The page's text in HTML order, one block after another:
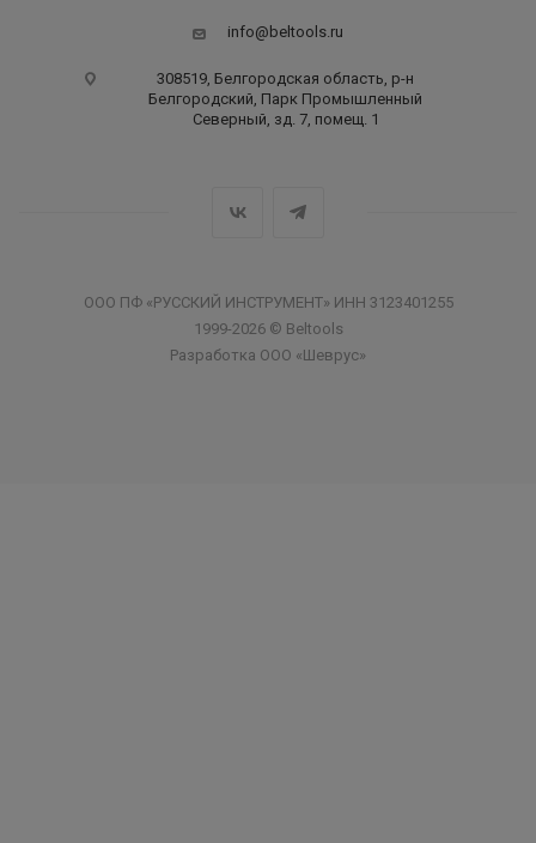
info@beltools.ru
308519, Белгородская область, р-н
Белгородский, Парк Промышленный
Северный, зд. 7, помещ. 1
ООО ПФ «РУССКИЙ ИНСТРУМЕНТ» ИНН 3123401255
1999-2026 © Beltools
Разработка ООО «Шеврус»